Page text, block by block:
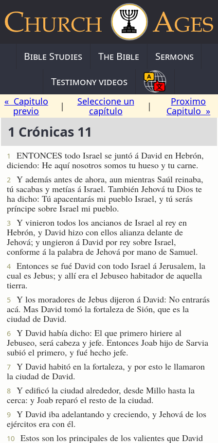
Bible Studies The Bible
Sermons
Testimony videos
« Capitulo
previo
|
Seleccione un
capítulo
|
Proximo
Capitulo »
1 Crónicas 11
1
ENTONCES todo Israel se juntó á David en Hebrón,
diciendo: He aquí nosotros somos tu hueso y tu carne.
2
Y además antes de ahora, aun mientras Saúl reinaba,
tú sacabas y metías á Israel. También Jehová tu Dios te
ha dicho: Tú apacentarás mi pueblo Israel, y tú serás
príncipe sobre Israel mi pueblo.
3
Y vinieron todos los ancianos de Israel al rey en
Hebrón, y David hizo con ellos alianza delante de
Jehová; y ungieron á David por rey sobre Israel,
conforme á la palabra de Jehová por mano de Samuel.
4
Entonces se fué David con todo Israel á Jerusalem, la
cual es Jebus; y allí era el Jebuseo habitador de aquella
tierra.
5
Y los moradores de Jebus dijeron á David: No entrarás
acá. Mas David tomó la fortaleza de Sión, que es la
ciudad de David.
6
Y David había dicho: El que primero hiriere al
Jebuseo, será cabeza y jefe. Entonces Joab hijo de Sarvia
subió el primero, y fué hecho jefe.
7
Y David habitó en la fortaleza, y por esto le llamaron
la ciudad de David.
8
Y edificó la ciudad alrededor, desde Millo hasta la
cerca: y Joab reparó el resto de la ciudad.
9
Y David iba adelantando y creciendo, y Jehová de los
ejércitos era con él.
10
Estos son los principales de los valientes que David